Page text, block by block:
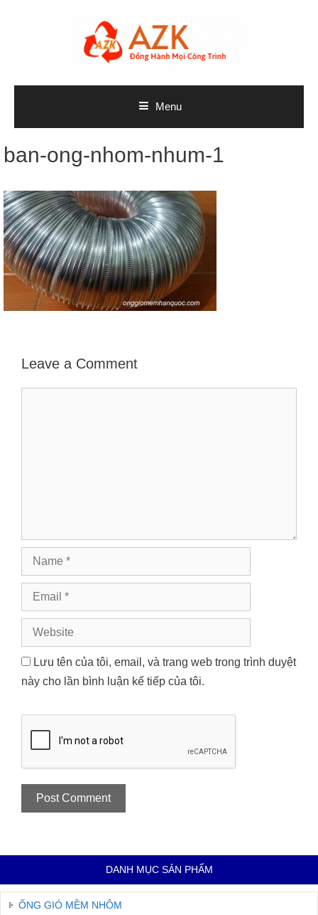
Menu
ban-ong-nhom-nhum-1
Leave a Comment
Name
Email
Website
Lưu tên của tôi, email, và trang web trong trình duyệt
này cho lần bình luận kế tiếp của tôi.
DANH MỤC SẢN PHẨM
ỐNG GIÓ MỀM NHÔM